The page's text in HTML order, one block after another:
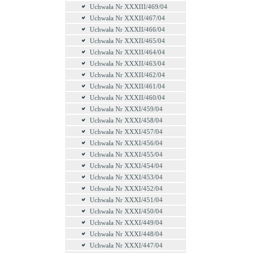
Uchwała Nr XXXIII/469/04
Uchwała Nr XXXII/467/04
Uchwała Nr XXXII/466/04
Uchwała Nr XXXII/465/04
Uchwała Nr XXXII/464/04
Uchwała Nr XXXII/463/04
Uchwała Nr XXXII/462/04
Uchwała Nr XXXII/461/04
Uchwała Nr XXXII/460/04
Uchwała Nr XXXI/459/04
Uchwała Nr XXXI/458/04
Uchwała Nr XXXI/457/04
Uchwała Nr XXXI/456/04
Uchwała Nr XXXI/455/04
Uchwała Nr XXXI/454/04
Uchwała Nr XXXI/453/04
Uchwała Nr XXXI/452/04
Uchwała Nr XXXI/451/04
Uchwała Nr XXXI/450/04
Uchwała Nr XXXI/449/04
Uchwała Nr XXXI/448/04
Uchwała Nr XXXI/447/04